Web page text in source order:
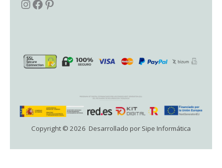
Copyright © 2026 Desarrollado por Sipe Informática